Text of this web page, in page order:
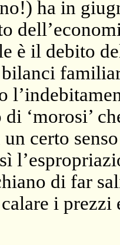
ha in
è il debito
‘morosi’
certo
di far
i